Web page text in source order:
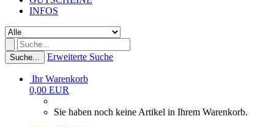
INFOS
Suche... Erweiterte Suche
Ihr Warenkorb
0,00 EUR
Sie haben noch keine Artikel in Ihrem Warenkorb.